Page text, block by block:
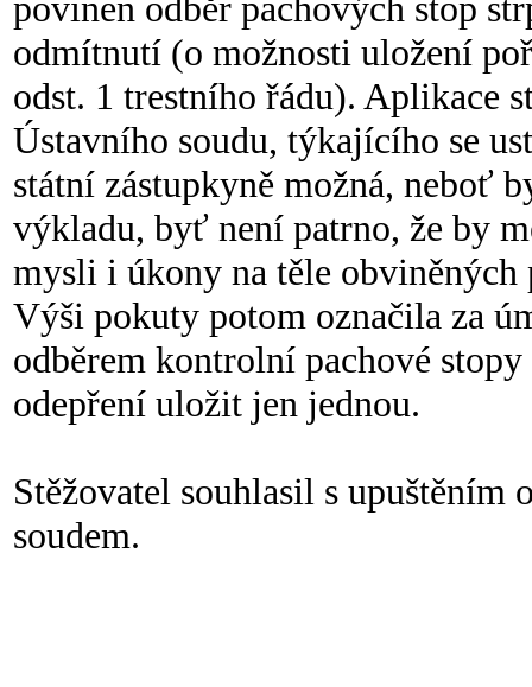
odmítnutí (o možnosti uložení
odst. 1 trestního řádu). Aplikace
Ústavního soudu, týkajícího se
státní zástupkyně možná, neboť
výkladu, byť není patrno, že by
mysli i úkony na těle obviněných
Výši pokuty potom označila za
odběrem kontrolní pachové
odepření uložit jen jednou.
Stěžovatel souhlasil s upuštěním
soudem.